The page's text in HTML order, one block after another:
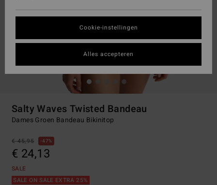
Salty Waves Twisted Bandeau
Dames Groen Bandeau Bikinitop
€ 45,95 47%
€ 24,13
SALE
SALE ON SALE EXTRA 25%
Cookie-instellingen
Alles accepteren